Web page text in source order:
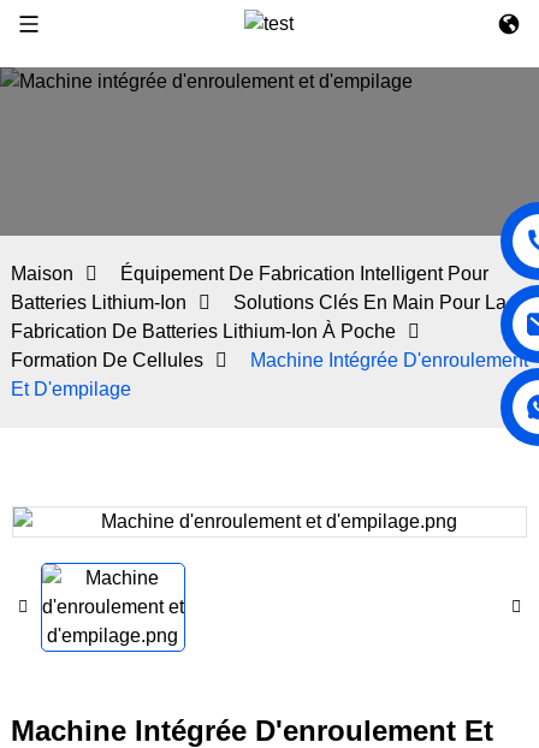
Maison
Équipement De Fabrication Intelligent Pour
Batteries Lithium-Ion
Solutions Clés En Main Pour La
Fabrication De Batteries Lithium-Ion À Poche
Formation De Cellules
Machine Intégrée D'enroulement
Et D'empilage
Machine Intégrée D'enroulement Et